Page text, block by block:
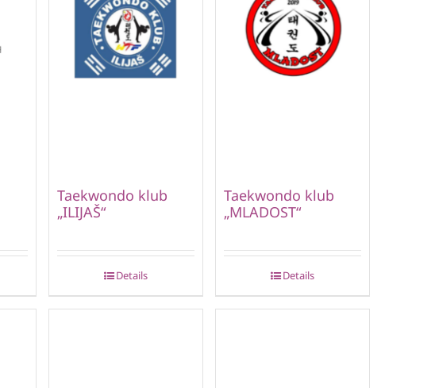
Taekwondo klub
„ILIJAŠ“
Details
Taekwondo klub
„MLADOST“
Details